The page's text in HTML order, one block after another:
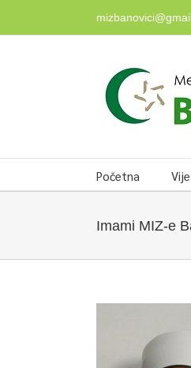
Početna
Imami MIZ-e